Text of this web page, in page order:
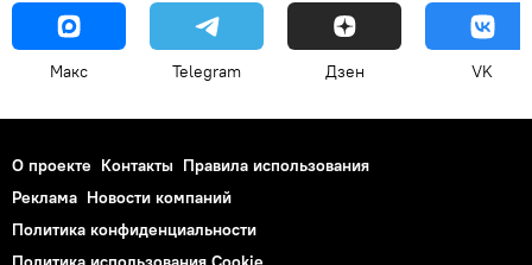
Макс Telegram Дзен VK
О проекте Контакты Правила использования
Реклама Новости компаний
Политика конфиденциальности